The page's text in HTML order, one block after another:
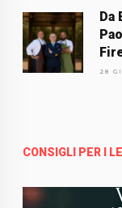
Da
28
CONSIGLI PER I